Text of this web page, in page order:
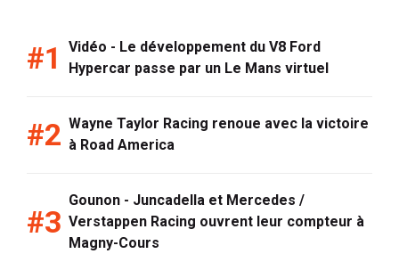
Vidéo - Le développement du V8 Ford
Hypercar passe par un Le Mans virtuel
Wayne Taylor Racing renoue avec la victoire
à Road America
Gounon - Juncadella et Mercedes /
Verstappen Racing ouvrent leur compteur à
Magny-Cours